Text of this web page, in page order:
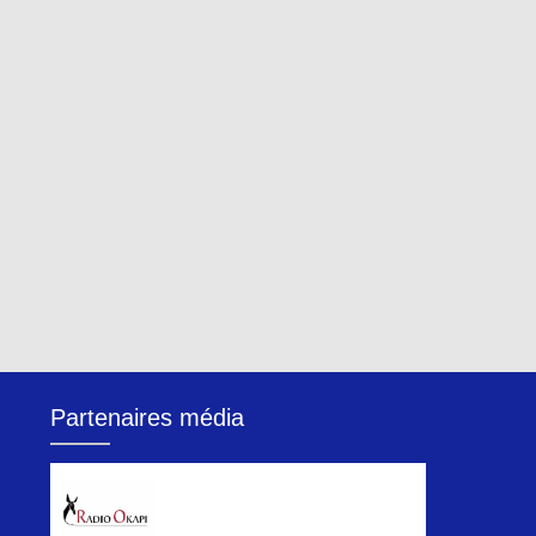
Partenaires média